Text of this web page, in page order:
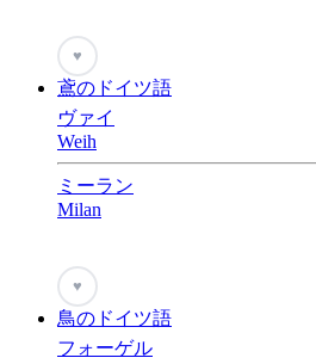
♥
鳶のドイツ語
ヴァイ
Weih
ミーラン
Milan
♥
鳥のドイツ語
フォーゲル